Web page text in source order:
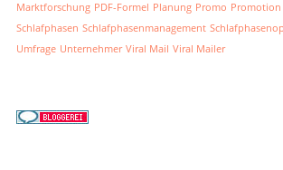
Marktforschung PDF-Formel Planung Promo Promotion
Schlafphasen Schlafphasenmanagement
Umfrage Unternehmer Viral Mail Viral Mailer